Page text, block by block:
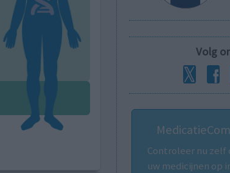
Volg
Controleer nu zelf
uw medicijnen op